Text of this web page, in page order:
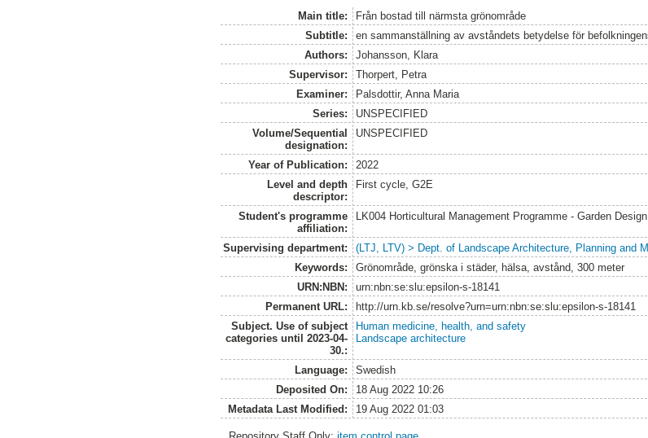
Main title:
Från bostad till närmsta grönområde
Subtitle:
en sammanställning av avståndets betydelse för
Authors:
Johansson, Klara
Supervisor:
Thorpert, Petra
Examiner:
Palsdottir, Anna Maria
Series:
UNSPECIFIED
Volume/Sequential
designation:
UNSPECIFIED
Year of Publication:
2022
Level and depth
descriptor:
First cycle, G2E
Student's programme
affiliation:
LK004 Horticultural Management Programme - Garden
Supervising department:
(LTJ, LTV) > Dept. of Landscape Architecture, Planning and
Keywords:
Grönområde, grönska i städer, hälsa, avstånd, 300 meter
URN:NBN:
urn:nbn:se:slu:epsilon-s-18141
Permanent URL:
http://urn.kb.se/resolve?urn=urn:nbn:se:slu:epsilon-s-18141
Subject. Use of subject
categories until 2023-04-
30.:
Human medicine, health, and safety
Landscape architecture
Language:
Swedish
Deposited On:
18 Aug 2022 10:26
Metadata Last Modified:
19 Aug 2022 01:03